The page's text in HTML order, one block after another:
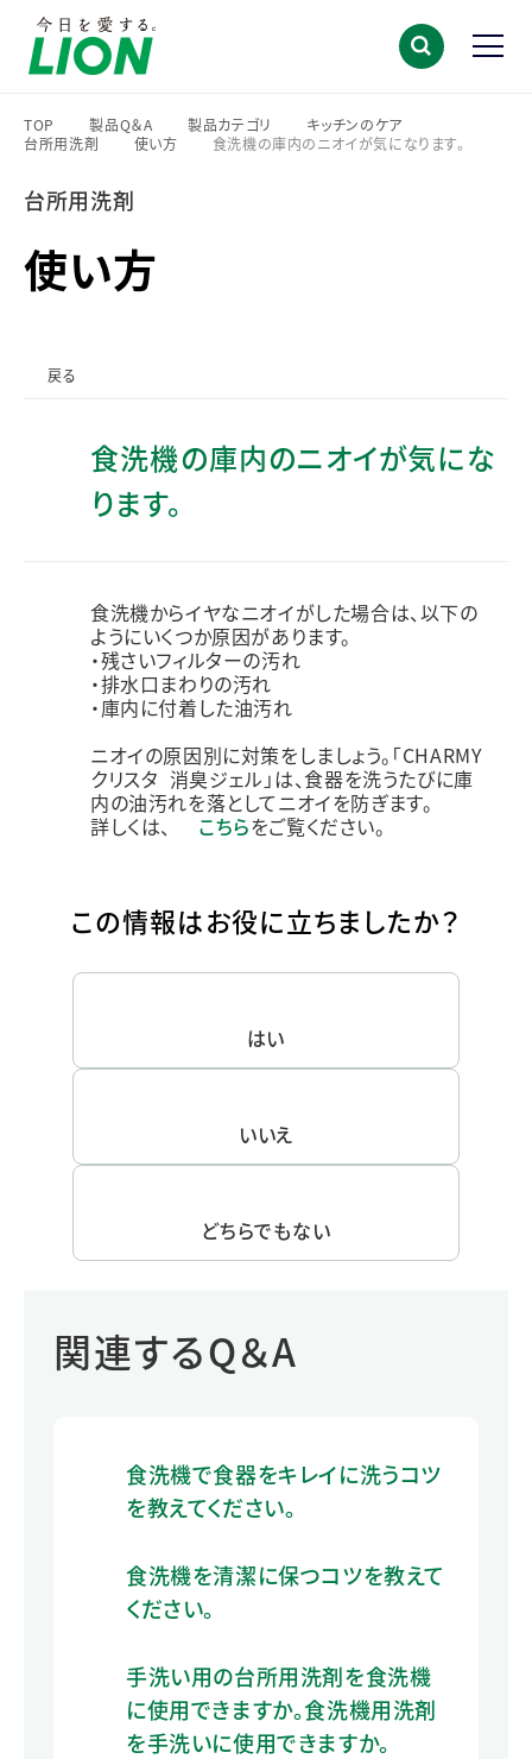
TOP
>
製品Q＆A
>
製品カテゴリ
>
キッチンのケア
>
台所用洗剤
使い方
食洗機の庫内のニオイが気になります。
台所用洗剤
使い方
戻る
食洗機の庫内のニオイが気にな
ります。
食洗機からイヤなニオイがした場合は、以下の
ようにいくつか原因があります。
・残さいフィルターの汚れ
・排水口まわりの汚れ
・庫内に付着した油汚れ
ニオイの原因別に対策をしましょう。「CHARMY
クリスタ 消臭ジェル」は、食器を洗うたびに庫
内の油汚れを落としてニオイを防ぎます。
詳しくは、
こちらをご覧ください。
この情報はお役に立ちましたか？
はい
いいえ
どちらでもない
関連するQ＆A
食洗機で食器をキレイに洗うコツ
を教えてください。
食洗機を清潔に保つコツを教えて
ください。
手洗い用の台所用洗剤を食洗機
に使用できますか。食洗機用洗剤
を手洗いに使用できますか。